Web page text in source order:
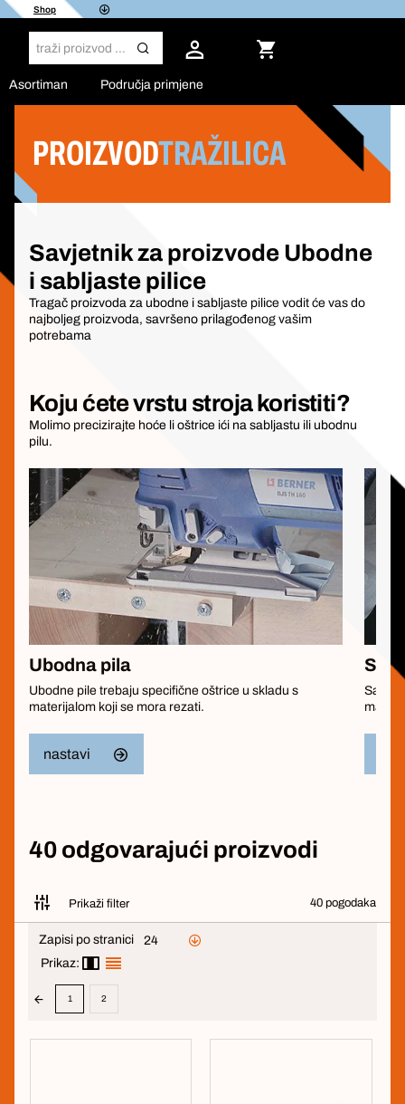
Shop
Asortiman Područja primjene
PROIZVODTRAŽILICA
Savjetnik za proizvode Ubodne
i sabljaste pilice
Tragač proizvoda za ubodne i sabljaste pilice vodit će vas do
najboljeg proizvoda, savršeno prilagođenog vašim
potrebama
Koju ćete vrstu stroja koristiti?
Molimo precizirajte hoće li oštrice ići na sabljastu ili ubodnu
pilu.
Ubodna pila
Ubodne pile trebaju specifične oštrice u skladu s
materijalom koji se mora rezati.
nastavi
40 odgovarajući proizvodi
Prikaži filter 40 pogodaka
Filter
Zapisi po stranici
24
Prikaz:
1 2